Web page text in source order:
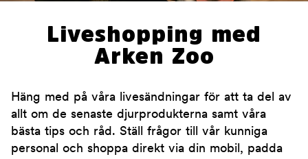
Liveshopping med
Arken Zoo
Häng med på våra livesändningar för att ta del av
allt om de senaste djurprodukterna samt våra
bästa tips och råd. Ställ frågor till vår kunniga
personal och shoppa direkt via din mobil, padda